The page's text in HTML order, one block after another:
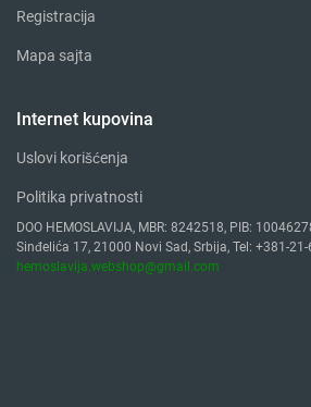
Registracija
Mapa sajta
Internet kupovina
Uslovi korišćenja
Politika privatnosti
DOO HEMOSLAVIJA, MBR: 8242518, PIB:
Sinđelića 17, 21000 Novi Sad, Srbija, Tel: +381-
hemoslavija.webshop@gmail.com